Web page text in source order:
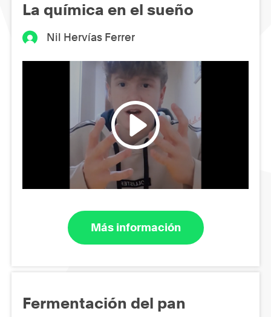
La química en el sueño
Nil Hervías Ferrer
Más información
Fermentación del pan